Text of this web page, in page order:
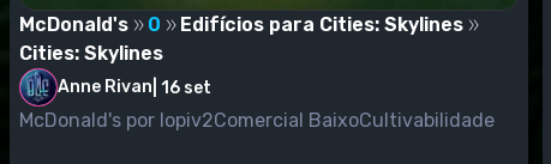
McDonald's 0
Edifícios para Cities: Skylines
Cities: Skylines
Anne Rivan 16 set
McDonald's por lopiv2Comercial BaixoCultivabilidade